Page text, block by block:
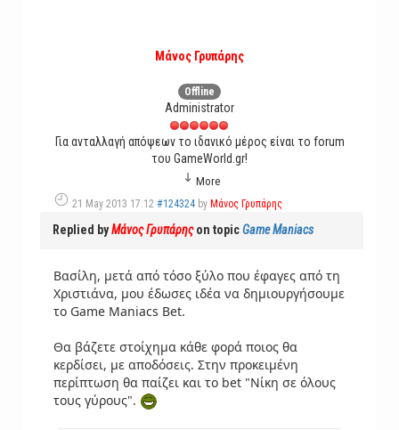
Μάνος Γρυπάρης
Offline
Administrator
Για ανταλλαγή απόψεων το ιδανικό μέρος είναι το forum
του GameWorld.gr!
More
21 May 2013 17:12 #124324 by Μάνος Γρυπάρης
Replied byΜάνος Γρυπάρηςon topicGame Maniacs
Βασίλη, μετά από τόσο ξύλο που έφαγες από τη
Χριστιάνα, μου έδωσες ιδέα να δημιουργήσουμε
το Game Maniacs Bet.
Θα βάζετε στοίχημα κάθε φορά ποιος θα
κερδίσει, με αποδόσεις. Στην προκειμένη
περίπτωση θα παίζει και το bet "Νίκη σε όλους
τους γύρους".